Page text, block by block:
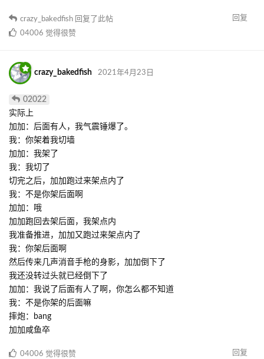
回复
crazy_bakedfish 回复了此帖
04006 觉得很赞
crazy_bakedfish 2021年4月23日
02022
实际上
加加：后面有人，我气震锤爆了。
我：你架着我切墙
加加：我架了
我：我切了
切完之后，加加跑过来架点内了
我：不是你架后面啊
加加：哦
加加跑回去架后面，我架点内
我准备推进，加加又跑过来架点内了
我：你架后面啊
然后传来几声消音手枪的身影，加加倒下了
我还没转过头就已经倒下了
加加：我说了后面有人了啊，你怎么都不知道
我：不是你架的后面嘛
摔炮：bang
加加咸鱼卒
回复
04006 觉得很赞